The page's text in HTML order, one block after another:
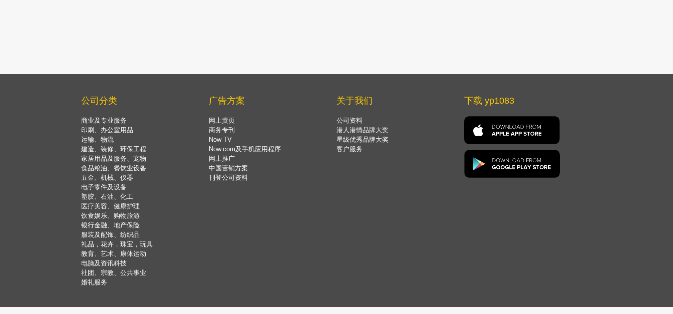
公司分类
商业及专业服务
印刷、办公室用品
运输、物流
建造、装修、环保工程
家居用品及服务、宠物
食品粮油、餐饮业设备
五金、机械、仪器
电子零件及设备
塑胶、石油、化工
医疗美容、健康护理
饮食娱乐、购物旅游
银行金融、地产保险
服装及配饰、纺织品
礼品，花卉，珠宝，玩具
教育、艺术、康体运动
电脑及资讯科技
社团、宗教、公共事业
婚礼服务
广告方案
网上黄页
商务专刊
Now TV
Now.com及手机应用程序
网上推广
中国营销方案
刊登公司资料
关于我们
公司资料
港人港情品牌大奖
星级优秀品牌大奖
客户服务
下载 yp1083